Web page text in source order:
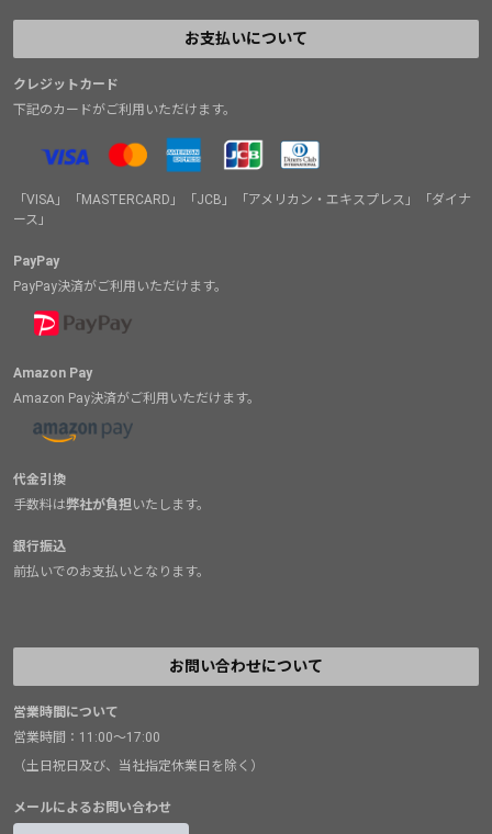
お支払いについて
クレジットカード
下記のカードがご利用いただけます。
「VISA」「MASTERCARD」「JCB」「アメリカン・エキスプレス」「ダイナ
ース」
PayPay
PayPay決済がご利用いただけます。
Amazon Pay
Amazon Pay決済がご利用いただけます。
代金引換
手数料は弊社が負担いたします。
銀行振込
前払いでのお支払いとなります。
お問い合わせについて
営業時間について
営業時間：11:00～17:00
（土日祝日及び、当社指定休業日を除く）
メールによるお問い合わせ